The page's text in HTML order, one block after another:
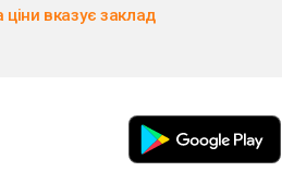
вказує заклад